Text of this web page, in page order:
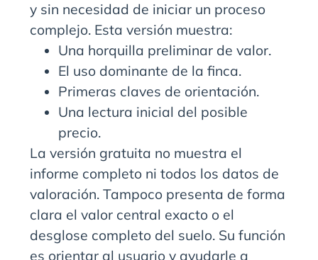
y sin necesidad de iniciar un proceso
complejo. Esta versión muestra:
Una horquilla preliminar de valor.
El uso dominante de la finca.
Primeras claves de orientación.
Una lectura inicial del posible
precio.
La versión gratuita no muestra el
informe completo ni todos los datos de
valoración. Tampoco presenta de forma
clara el valor central exacto o el
desglose completo del suelo. Su función
es orientar al usuario y ayudarle a